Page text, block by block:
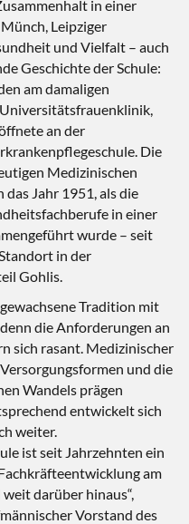
in einer
Leipziger
und Vielfalt – auch
Geschichte der Schule:
am damaligen
an der
Die
Medizinischen
Jahr 1951, als die
in einer
wurde – seit
in der
Gohlis.
Tradition mit
die Anforderungen an
sich rasant. Medizinischer
und die
Wandels prägen
entwickelt sich
weiter.
ist seit Jahrzehnten ein
am
darüber hinaus“,
Vorstand des